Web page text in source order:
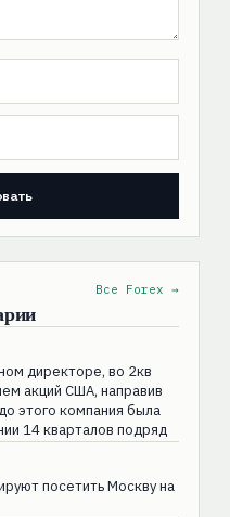
Все Forex →
директоре, во 2кв
акций США, направив
этого компания была
14 кварталов подряд
посетить Москву на